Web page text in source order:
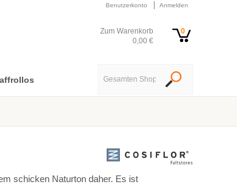
Benutzerkonto Anmelden
Zum Warenkorb
0,00 €
0
schicken Naturton daher. Es ist